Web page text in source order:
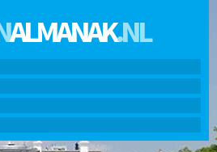
ALMANAK.NL